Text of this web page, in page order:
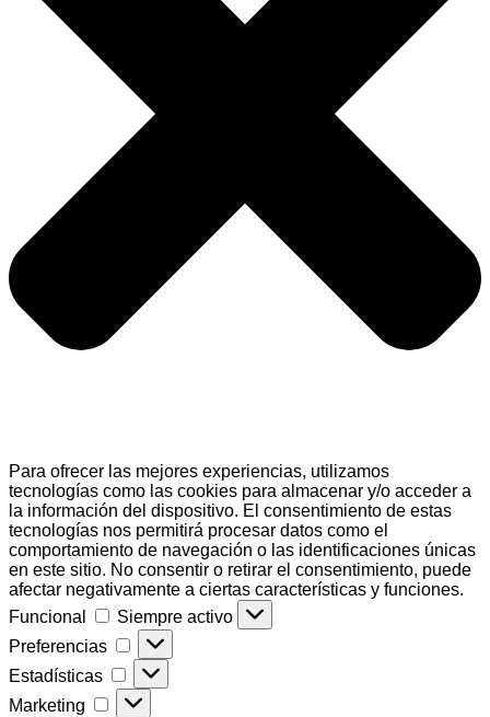
Para ofrecer las mejores experiencias, utilizamos
tecnologías como las cookies para almacenar y/o acceder a
la información del dispositivo. El consentimiento de estas
tecnologías nos permitirá procesar datos como el
comportamiento de navegación o las identificaciones únicas
en este sitio. No consentir o retirar el consentimiento, puede
afectar negativamente a ciertas características y funciones.
Funcional
Funcional
Siempre activo
Preferencias
Preferencias
Estadísticas Estadísticas
Marketing Marketing